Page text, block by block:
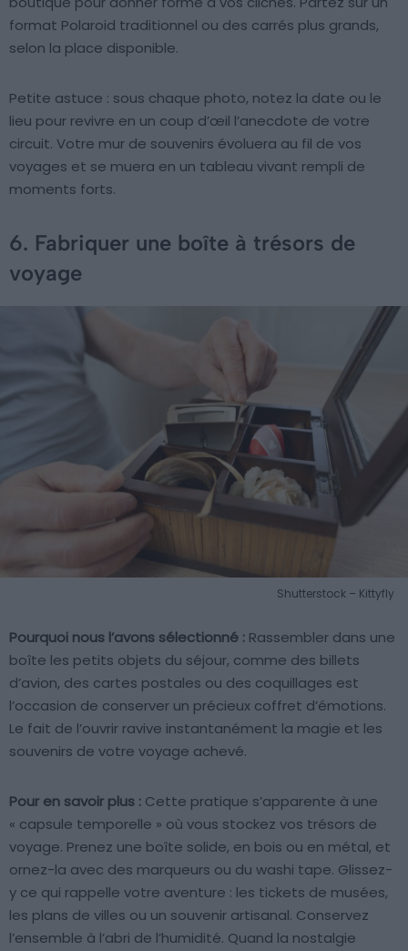
format Polaroid traditionnel ou des carrés plus grands,
selon la place disponible.
Petite astuce : sous chaque photo, notez la date ou le
lieu pour revivre en un coup d’œil l’anecdote de votre
circuit. Votre mur de souvenirs évoluera au fil de vos
voyages et se muera en un tableau vivant rempli de
moments forts.
6. Fabriquer une boîte à trésors de
voyage
Shutterstock – Kittyfly
Pourquoi nous l’avons sélectionné : Rassembler dans une
boîte les petits objets du séjour, comme des billets
d’avion, des cartes postales ou des coquillages est
l’occasion de conserver un précieux coffret d’émotions.
Le fait de l’ouvrir ravive instantanément la magie et les
souvenirs de votre voyage achevé.
Pour en savoir plus : Cette pratique s’apparente à une
« capsule temporelle » où vous stockez vos trésors de
voyage. Prenez une boîte solide, en bois ou en métal, et
ornez-la avec des marqueurs ou du washi tape. Glissez-
y ce qui rappelle votre aventure : les tickets de musées,
les plans de villes ou un souvenir artisanal. Conservez
l’ensemble à l’abri de l’humidité. Quand la nostalgie